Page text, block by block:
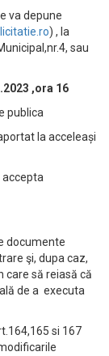
va depune
) , la
sau
,ora 16
publica
la acceleași
accepta
documente
şi, dupa caz,
care să reiasă că
de a executa
si 167